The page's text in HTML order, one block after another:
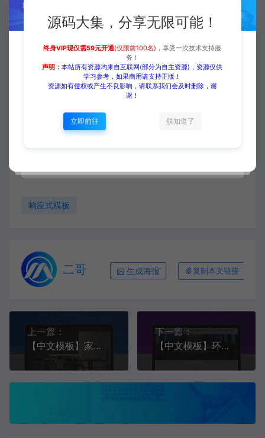
收藏 (0) 打赏 点赞 (0)
HTML模板
【中文模板】中英文双语机械设
备网站 红白款 响应式模板
响应式模板
二哥 生成海报 复制本文链接
上一篇：
【中文模板】家居建材类网站 简约黑白款 响应式模板
下一篇：
【中文模板】环保机械设备网站 蓝色款 响应式模板
源码大集，分享无限可能！
终身VIP现仅需59元开通(仅限前100名) ，享受一次技术支持服
务！
声明：本站所有资源均来自互联网(部分为自主资源)，资源仅供
学习参考，如果商用请支持正版！
资源如有侵权或产生不良影响，请联系我们会及时删除，谢
谢！
立即前往 朕知道了